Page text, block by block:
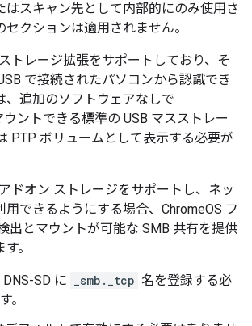
はスキャン先として内部的にのみ使用さ
クションは適用されません。
トレージ拡張をサポートしており、そ
で接続されたパソコンから認識でき
、追加のソフトウェアなしで
ントできる標準の USB マスストレー
PTP ボリュームとして表示する必要が
ドオン ストレージをサポートし、ネッ
用できるようにする場合、ChromeOS フ
出とマウントが可能な SMB 共有を提供
。
SD に _smb._tcp 名を登録する必
。